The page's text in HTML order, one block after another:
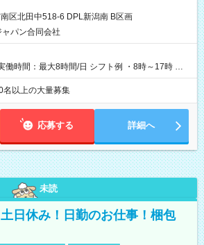
して働けます！ 【試用期間】試用期間
長さ：1週間 雇用形態、給与は本採用時と同じ
区北田中518-6 DPL新潟南 B区画
パン合同会社
働時間：最大8時間/日 シフト例 ・8時～17時 ・
名以上の大量募集
応募する 詳細へ
未読
日休み！日勤のお仕事！梱包